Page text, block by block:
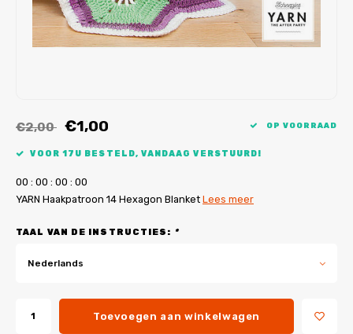
My Image tutorials
My Image rectificaties
B-Trendy rectificaties
Applicaties
Gratis naaipatronen
PDF-Printservice
€2,00 €1,00 OP VOORRAAD
VOOR 17U BESTELD, VANDAAG VERSTUURD!
00 : 00 : 00 : 00
YARN Haakpatroon 14 Hexagon Blanket Lees meer
TAAL VAN DE INSTRUCTIES: *
Nederlands
Toevoegen aan winkelwagen